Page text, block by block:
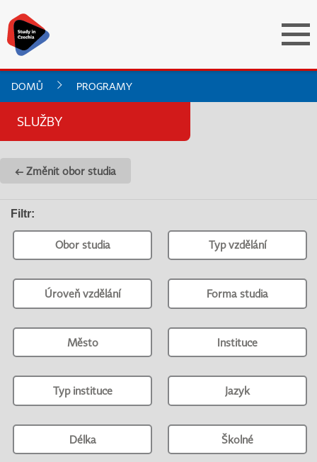
DOMŮ PROGRAMY
SLUŽBY
← Změnit obor studia
Filtr:
Obor studia Typ vzdělání
Úroveň vzdělání Forma studia
Město Instituce
Typ instituce Jazyk
Délka Školné